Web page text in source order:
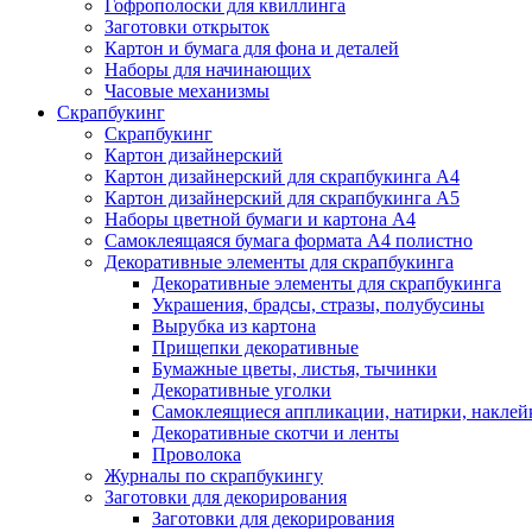
Гофрополоски для квиллинга
Заготовки открыток
Картон и бумага для фона и деталей
Наборы для начинающих
Часовые механизмы
Скрапбукинг
Скрапбукинг
Картон дизайнерский
Картон дизайнерский для скрапбукинга А4
Картон дизайнерский для скрапбукинга А5
Наборы цветной бумаги и картона А4
Самоклеящаяся бумага формата А4 полистно
Декоративные элементы для скрапбукинга
Декоративные элементы для скрапбукинга
Украшения, брадсы, стразы, полубусины
Вырубка из картона
Прищепки декоративные
Бумажные цветы, листья, тычинки
Декоративные уголки
Самоклеящиеся аппликации, натирки,
Декоративные скотчи и ленты
Проволока
Журналы по скрапбукингу
Заготовки для декорирования
Заготовки для декорирования